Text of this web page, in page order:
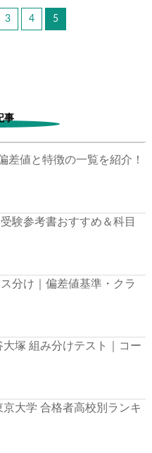
3 4 5
事
差値と特徴の一覧を紹介！
験参考書おすすめ＆科目
分け｜偏差値基準・クラ
大塚 組み分けテスト｜コー
京大学 合格者高校別ランキ